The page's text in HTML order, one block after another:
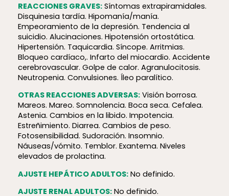
REACCIONES GRAVES:Síntomas extrapiramidales.
Disquinesia tardía. Hipomanía/manía.
Empeoramiento de la depresión. Tendencia al
suicidio. Alucinaciones. Hipotensión ortostática.
Hipertensión. Taquicardia. Síncope. Arritmias.
Bloqueo cardíaco,. Infarto del miocardio. Accidente
cerebrovascular. Golpe de calor. Agranulocitosis.
Neutropenia. Convulsiones. Íleo paralítico.
OTRAS REACCIONES ADVERSAS:Visión borrosa.
Mareos. Mareo. Somnolencia. Boca seca. Cefalea.
Astenia. Cambios en la libido. Impotencia.
Estreñimiento. Diarrea. Cambios de peso.
Fotosensibilidad. Sudoración. Insomnio.
Náuseas/vómito. Temblor. Exantema. Niveles
elevados de prolactina.
AJUSTE HEPÁTICO ADULTOS:No definido.
AJUSTE RENAL ADULTOS:No definido.